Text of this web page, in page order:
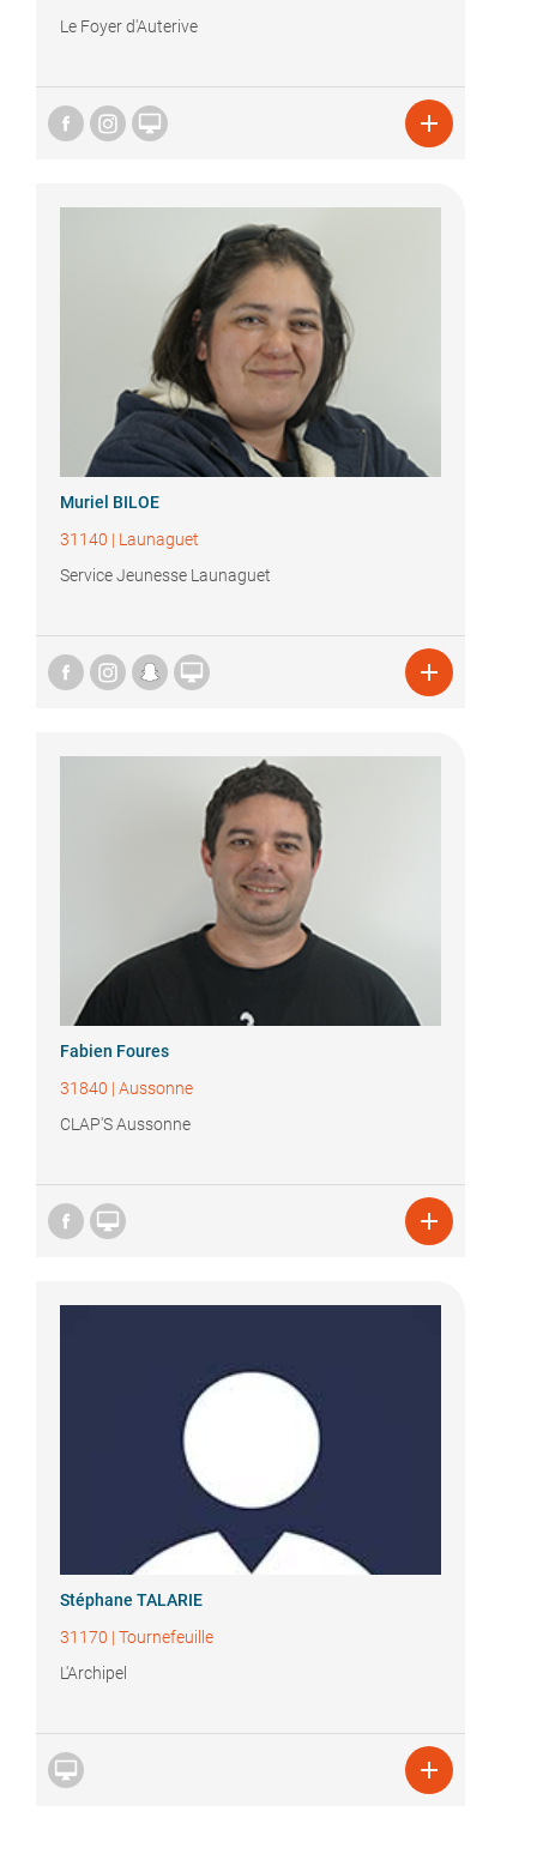
Le Foyer d'Auterive
 
Muriel BILOE
31140 | Launaguet
Service Jeunesse Launaguet
 
Fabien Foures
31840 | Aussonne
CLAP'S Aussonne
 
Stéphane TALARIE
31170 | Tournefeuille
L'Archipel
 